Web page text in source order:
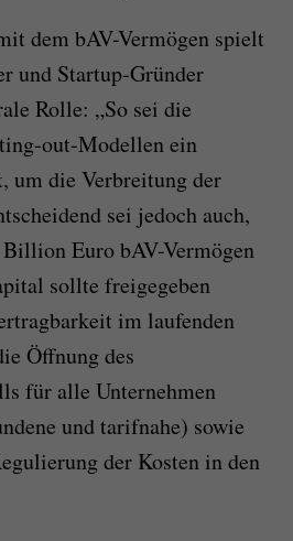
dem bAV-Vermögen spielt
und Startup-Gründer
Rolle: „So sei die
out-Modellen ein
um die Verbreitung der
sei jedoch auch,
Euro bAV-Vermögen
sollte freigegeben
im laufenden
Öffnung des
für alle Unternehmen
und tarifnahe) sowie
der Kosten in den